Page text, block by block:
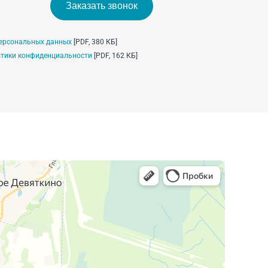
Заказать звонок
данных [PDF, 380 КБ]
конфиденциальности [PDF, 162 КБ]